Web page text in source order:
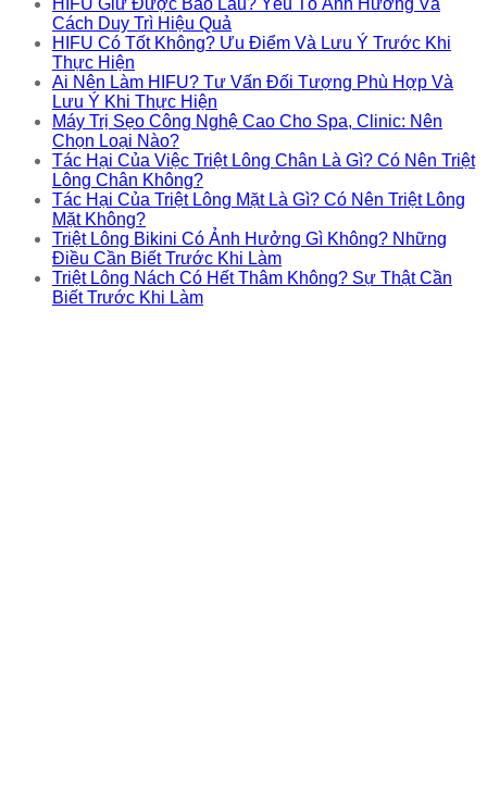
Cách Duy Trì Hiệu Quả
HIFU Có Tốt Không? Ưu Điểm Và Lưu Ý Trước Khi
Thực Hiện
Ai Nên Làm HIFU? Tư Vấn Đối Tượng Phù Hợp Và
Lưu Ý Khi Thực Hiện
Máy Trị Sẹo Công Nghệ Cao Cho Spa, Clinic: Nên
Chọn Loại Nào?
Tác Hại Của Việc Triệt Lông Chân Là Gì? Có Nên Triệt
Lông Chân Không?
Tác Hại Của Triệt Lông Mặt Là Gì? Có Nên Triệt Lông
Mặt Không?
Triệt Lông Bikini Có Ảnh Hưởng Gì Không? Những
Điều Cần Biết Trước Khi Làm
Triệt Lông Nách Có Hết Thâm Không? Sự Thật Cần
Biết Trước Khi Làm